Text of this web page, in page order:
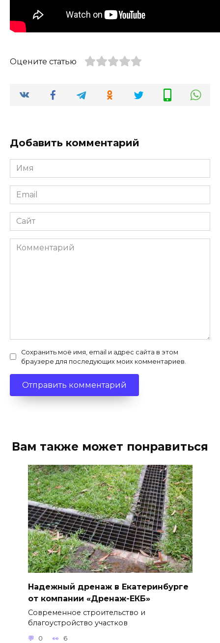
Оцените статью
Добавить комментарий
Имя
*
Email
*
Сайт
Комментарий
Сохранить моё имя, email и адрес сайта в этом
браузере для последующих моих комментариев.
Вам также может понравиться
Надежный дренаж в Екатеринбурге
от компании «Дренаж-ЕКБ»
Современное строительство и
благоустройство участков
0 6